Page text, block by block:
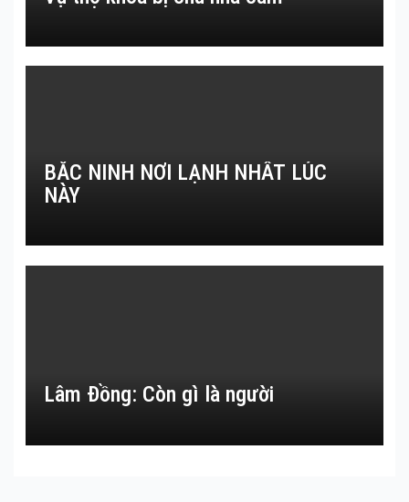
BẮC NINH NƠI LẠNH NHẤT LÚC
NÀY
Lâm Đồng: Còn gì là người